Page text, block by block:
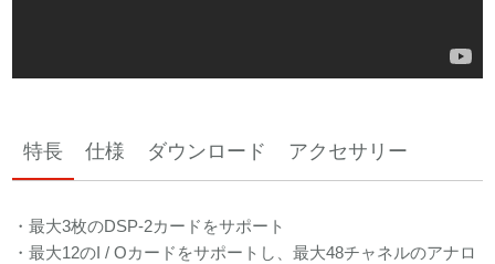
特長 仕様 ダウンロード アクセサリー
・最大3枚のDSP-2カードをサポート
・最大12のI / Oカードをサポートし、最大48チャネルのアナロ